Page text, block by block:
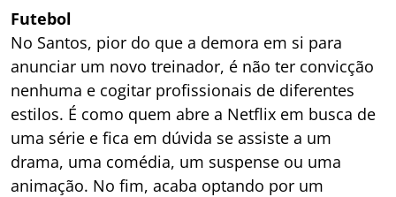
Futebol
No Santos, pior do que a demora em si para
anunciar um novo treinador, é não ter convicção
nenhuma e cogitar profissionais de diferentes
estilos. É como quem abre a Netflix em busca de
uma série e fica em dúvida se assiste a um
drama, uma comédia, um suspense ou uma
animação. No fim, acaba optando por um